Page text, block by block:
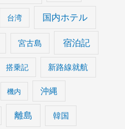
台湾 国内ホテル
宮古島 宿泊記
搭乗記 新路線就航
機内 沖縄
離島 韓国